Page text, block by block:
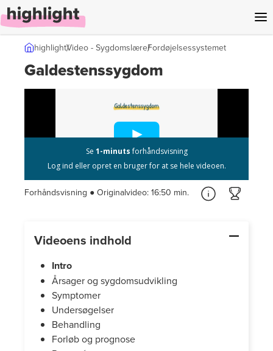
highlightVideo - SygdomslæreFordøjelsessystemet
Galdestenssygdom
Forhåndsvisning ● Originalvideo: 16:50 min.
Videoens indhold
Intro
Årsager og sygdomsudvikling
Symptomer
Undersøgelser
Behandling
Forløb og prognose